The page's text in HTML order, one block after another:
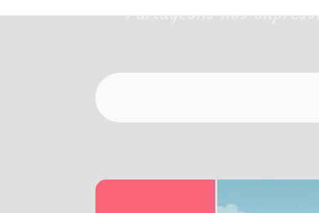
Partageons nos